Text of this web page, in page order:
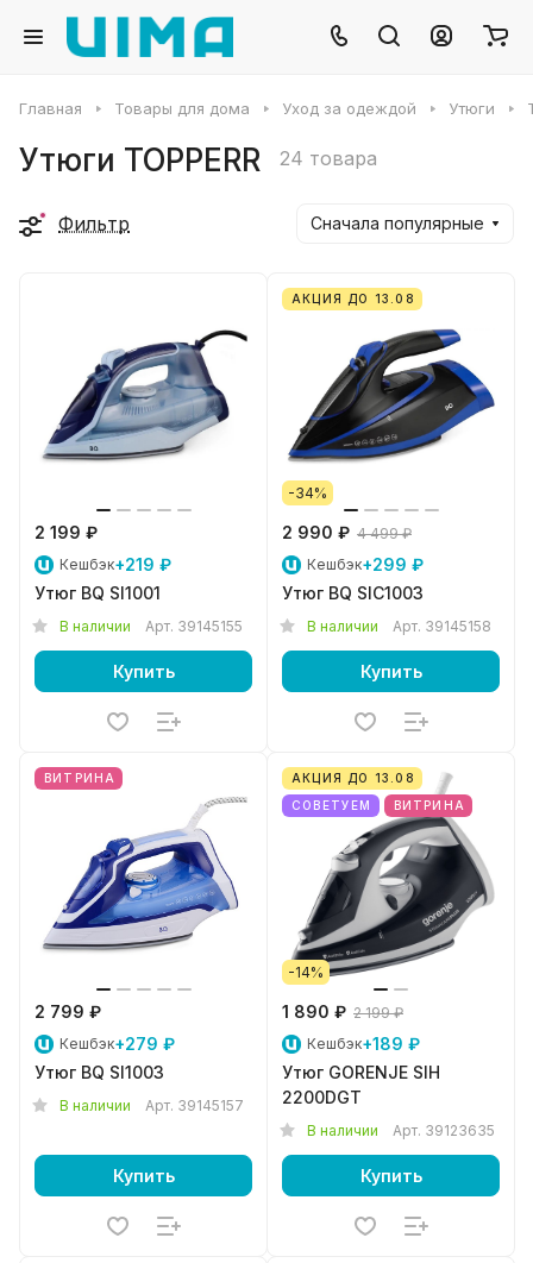
Главная Товары для дома Уход за одеждой Утюги
Утюги TOPPERR 24 товара
Фильтр Сначала популярные
2 199 ₽
Кешбэк+219 ₽
Утюг BQ SI1001
В наличии Арт. 39145155
Купить
АКЦИЯ ДО 13.08
-34%
2 990 ₽ 4 499 ₽
Кешбэк+299 ₽
Утюг BQ SIC1003
В наличии Арт. 39145158
Купить
ВИТРИНА
2 799 ₽
Кешбэк+279 ₽
Утюг BQ SI1003
В наличии Арт. 39145157
Купить
АКЦИЯ ДО 13.08
СОВЕТУЕМ
ВИТРИНА
-14%
1 890 ₽ 2 199 ₽
Кешбэк+189 ₽
Утюг GORENJE SIH
2200DGT
В наличии Арт. 39123635
Купить